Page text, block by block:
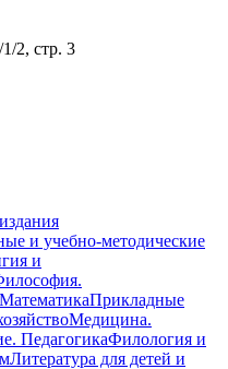
2, стр. 3
и учебно-методические
и
Прикладные
Медицина.
ПедагогикаФилология и
Литература для детей и